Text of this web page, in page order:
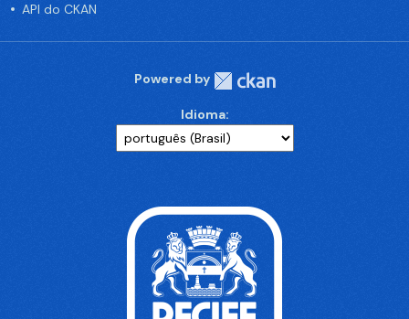
API do CKAN
Powered by
Idioma